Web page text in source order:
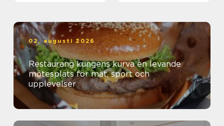
02. augusti 2026
Restaurang kungens kurva en levande
mötesplats för mat, sport och
upplevelser